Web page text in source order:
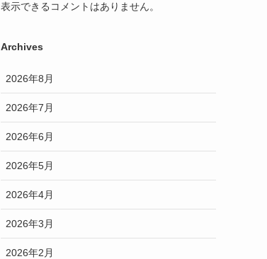
表示できるコメントはありません。
Archives
2026年8月
2026年7月
2026年6月
2026年5月
2026年4月
2026年3月
2026年2月